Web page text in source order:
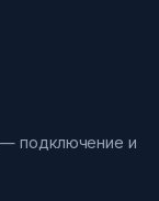
подключение и